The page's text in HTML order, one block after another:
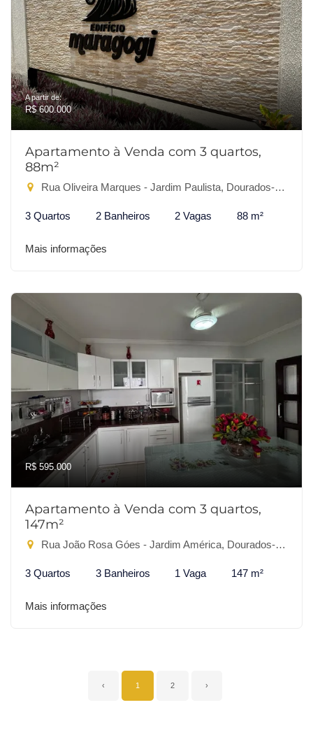
A partir de:
R$ 600.000
Apartamento à Venda com 3 quartos,
88m²
Rua Oliveira Marques - Jardim Paulista, Dourados-MS
3 Quartos 2 Banheiros 2 Vagas 88 m²
Mais informações
R$ 595.000
Apartamento à Venda com 3 quartos,
147m²
Rua João Rosa Góes - Jardim América, Dourados-MS
3 Quartos 3 Banheiros 1 Vaga 147 m²
Mais informações
‹ 1 2 ›